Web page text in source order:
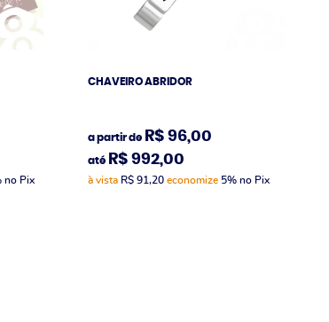
no Pix
CHAVEIRO ABRIDOR
a partir de R$ 96,00
até R$ 992,00
à vista R$ 91,20 economize 5% no Pix